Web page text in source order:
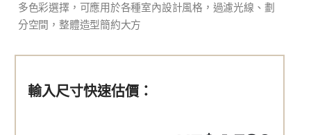
多色彩選擇，可應用於各種室內設計風格，過濾光線、劃
分空間，整體造型簡約大方
輸入尺寸快速估價：